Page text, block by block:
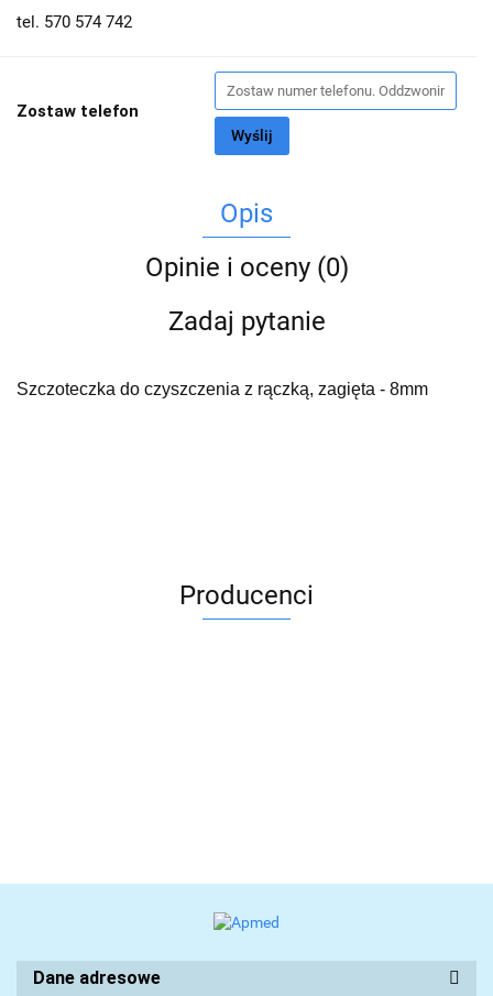
tel. 570 574 742
Zostaw telefon
Wyślij
Opis
Opinie i oceny (0)
Zadaj pytanie
Szczoteczka do czyszczenia z rączką, zagięta - 8mm
Producenci
Dane adresowe